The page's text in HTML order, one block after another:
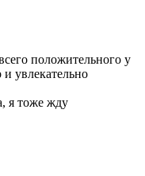
положительного у
увлекательно
я тоже жду